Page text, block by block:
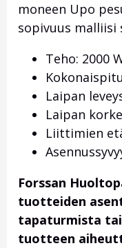
moneen Upo
sopivuus malliisi
Teho: 2000
Laipan
Laipan
Liittimien
Forssan
tuotteiden
tapaturmista
tuotteen